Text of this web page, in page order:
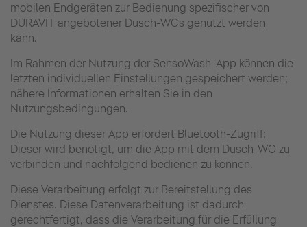
mobilen Endgeräten zur Bedienung spezifischer von
DURAVIT angebotener Dusch-WCs genutzt werden
kann.
Im Rahmen der Nutzung der SensoWash-App können die
letzten individuellen Einstellungen gespeichert werden;
nähere Informationen erhalten Sie in den
Nutzungsbedingungen.
Die Nutzung dieser App erfordert Bluetooth-Zugriff:
Dieser wird benötigt, um die App mit dem Dusch-WC zu
verbinden und nachfolgend bedienen zu können.
Diese Verarbeitung erfolgt zur Bereitstellung des
Dienstes. Diese Datenverarbeitung ist dadurch
gerechtfertigt, dass die Verarbeitung für die Erfüllung